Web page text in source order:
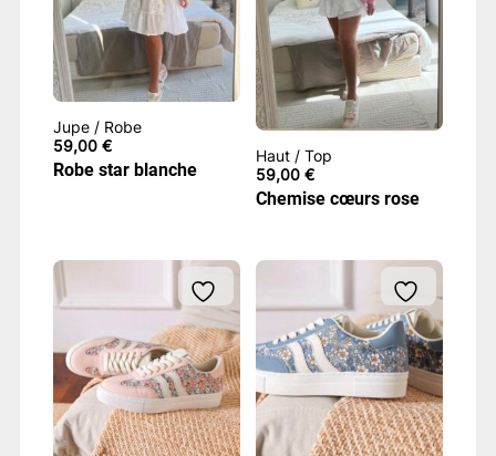
Jupe / Robe
59,00 €
Robe star blanche
Haut / Top
59,00€
Chemise cœurs rose